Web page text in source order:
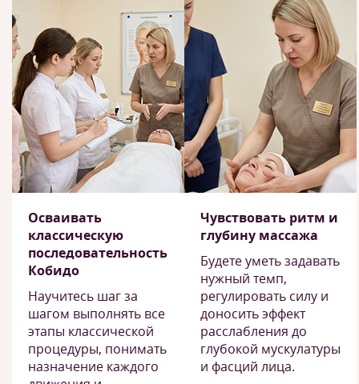
Осваивать
классическую
последовательность
Кобидо
Научитесь шаг за
шагом выполнять все
этапы классической
процедуры, понимать
назначение каждого
Чувствовать ритм и
глубину массажа
Будете уметь задавать
нужный темп,
регулировать силу и
доносить эффект
расслабления до
глубокой мускулатуры
и фасций лица.